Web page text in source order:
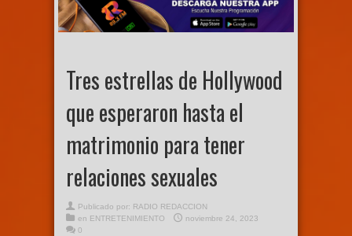
Tres estrellas de Hollywood
que esperaron hasta el
matrimonio para tener
relaciones sexuales
Publicado por: RADIO REDACCION
en ENTRETENIMIENTO
noviembre 24, 2023
0